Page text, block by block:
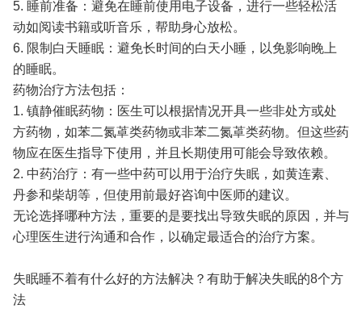
5. 睡前准备：避免在睡前使用电子设备，进行一些轻松活
动如阅读书籍或听音乐，帮助身心放松。
6. 限制白天睡眠：避免长时间的白天小睡，以免影响晚上
的睡眠。
药物治疗方法包括：
1. 镇静催眠药物：医生可以根据情况开具一些非处方或处
方药物，如苯二氮䓬类药物或非苯二氮䓬类药物。但这些药
物应在医生指导下使用，并且长期使用可能会导致依赖。
2. 中药治疗：有一些中药可以用于治疗失眠，如黄连素、
丹参和柴胡等，但使用前最好咨询中医师的建议。
无论选择哪种方法，重要的是要找出导致失眠的原因，并与
心理医生进行沟通和合作，以确定最适合的治疗方案。
失眠睡不着有什么好的方法解决？有助于解决失眠的8个方
法